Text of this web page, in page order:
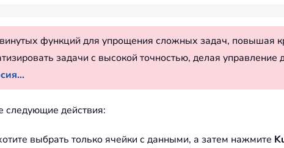
функций для упрощения сложных задач, повышая
задачи с высокой точностью, делая управление
следующие действия:
выбрать только ячейки с данными, а затем нажмите